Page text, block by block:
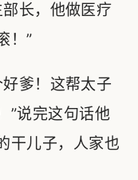
长，他做医疗
！”
爹！这帮太子
”说完这句话他
干儿子，人家也